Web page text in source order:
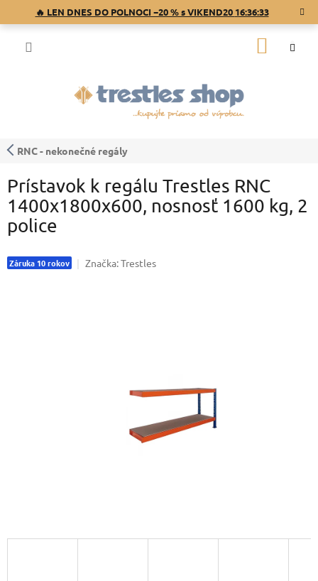
🔥 LEN DNES DO POLNOCI −20 % s VIKEND20 16:36:33
RNC - nekonečné regály
Prístavok k regálu Trestles RNC
1400x1800x600, nosnosť 1600 kg, 2
police
Záruka 10 rokov Značka:Trestles